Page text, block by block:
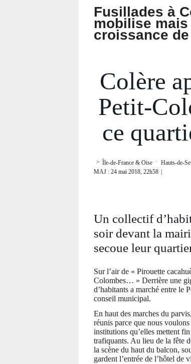
Fusillades à
mobilise
croissance
Colère
Petit-
ce
> Île-de-France & Oise > Hauts-de-
MAJ : 24 mai 2018, 22h58
Un collectif
soir devant la
secoue leur
Sur l’air de « Pirouette
Colombes… » Derrière une
d’habitants a marché entre le
conseil municipal.
En haut des marches du
réunis parce que nous
institutions qu’elles mettent
trafiquants. Au lieu de la fête
la scène du haut du balcon,
gardent l’entrée de l’hôtel de